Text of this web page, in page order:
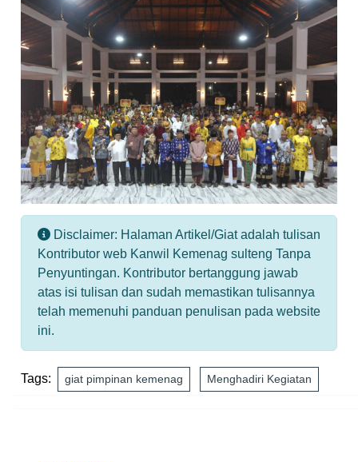
Disclaimer: Halaman Artikel/Giat adalah tulisan
Kontributor web Kanwil Kemenag sulteng Tanpa
Penyuntingan. Kontributor bertanggung jawab
atas isi tulisan dan sudah memastikan tulisannya
telah memenuhi panduan penulisan pada website
ini.
Tags: giat pimpinan kemenag Menghadiri Kegiatan